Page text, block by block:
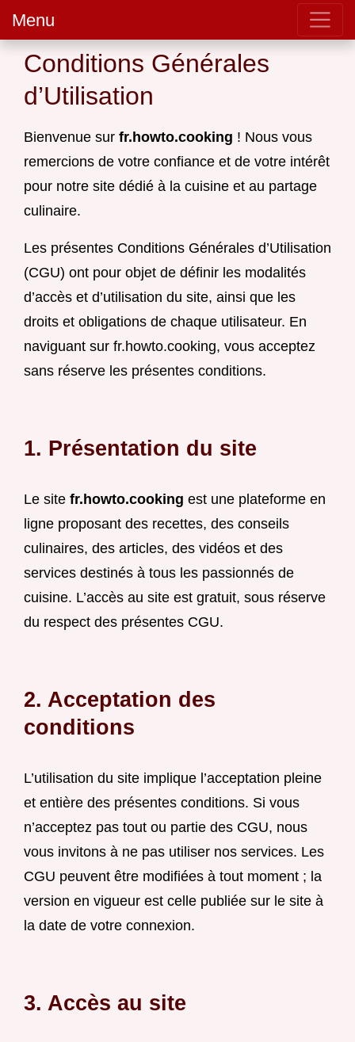
Menu
Conditions Générales
d’Utilisation
Bienvenue sur fr.howto.cooking ! Nous vous
remercions de votre confiance et de votre intérêt
pour notre site dédié à la cuisine et au partage
culinaire.
Les présentes Conditions Générales d’Utilisation
(CGU) ont pour objet de définir les modalités
d’accès et d’utilisation du site, ainsi que les
droits et obligations de chaque utilisateur. En
naviguant sur fr.howto.cooking, vous acceptez
sans réserve les présentes conditions.
1. Présentation du site
Le site fr.howto.cooking est une plateforme en
ligne proposant des recettes, des conseils
culinaires, des articles, des vidéos et des
services destinés à tous les passionnés de
cuisine. L’accès au site est gratuit, sous réserve
du respect des présentes CGU.
2. Acceptation des
conditions
L’utilisation du site implique l’acceptation pleine
et entière des présentes conditions. Si vous
n’acceptez pas tout ou partie des CGU, nous
vous invitons à ne pas utiliser nos services. Les
CGU peuvent être modifiées à tout moment ; la
version en vigueur est celle publiée sur le site à
la date de votre connexion.
3. Accès au site